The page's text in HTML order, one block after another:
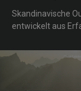
Skandinavische
entwickelt aus